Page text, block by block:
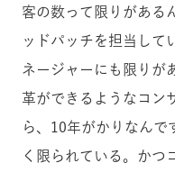
客の数って限りがある
ッドパッチを担当して
ネージャーにも限りが
革ができるようなコン
ら、10年がかりなんで
く限られている。かつ